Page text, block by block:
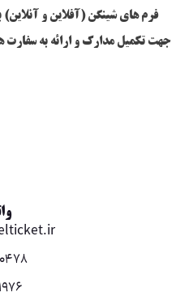
فرم های شینگن (آفلاین و آنلاین)
جهت تکمیل مدارک و ارائه به سفارت